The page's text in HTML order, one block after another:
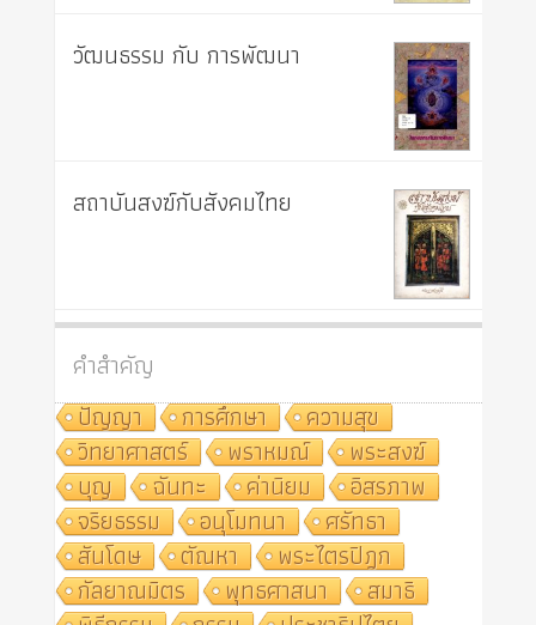
วัฒนธรรม กับ การพัฒนา
สถาบันสงฆ์กับสังคมไทย
คำสำคัญ
ปัญญา
การศึกษา
ความสุข
วิทยาศาสตร์
พราหมณ์
พระสงฆ์
บุญ
ฉันทะ ค่านิยม
อิสรภาพ
จริยธรรม
อนุโมทนา
ศรัทธา
สันโดษ
ตัณหา
พระไตรปิฎก
กัลยาณมิตร
พุทธศาสนา
สมาธิ